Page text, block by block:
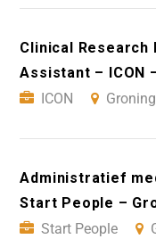
Clinical Research
Assistant – ICON
ICON
Administratief
Start People –
Start People